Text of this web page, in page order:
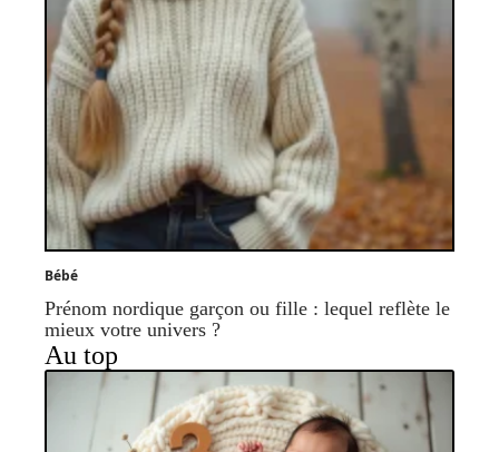
Bébé
Prénom nordique garçon ou fille : lequel reflète le
mieux votre univers ?
Au top